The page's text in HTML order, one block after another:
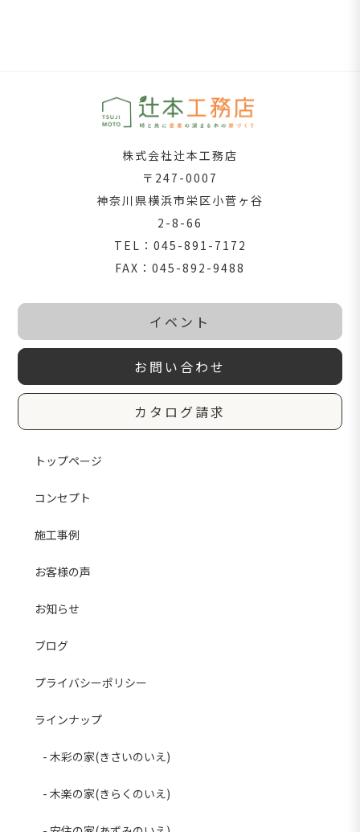
株式会社辻󠄀󠄀本工務店
〒247-0007
神奈川県横浜市栄区小菅ヶ谷
2-8-66
TEL：045-891-7172
FAX：045-892-9488
イベント
お問い合わせ
カタログ請求
トップページ
コンセプト
施工事例
お客様の声
お知らせ
ブログ
プライバシーポリシー
ラインナップ
木彩の家(きさいのいえ)
木楽の家(きらくのいえ)